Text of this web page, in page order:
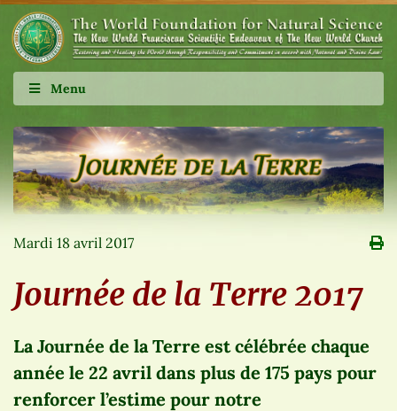
Menu
Mardi 18 avril 2017
Journée de la Terre 2017
La Journée de la Terre est célébrée chaque
année le 22 avril dans plus de 175 pays pour
renforcer l’estime pour notre